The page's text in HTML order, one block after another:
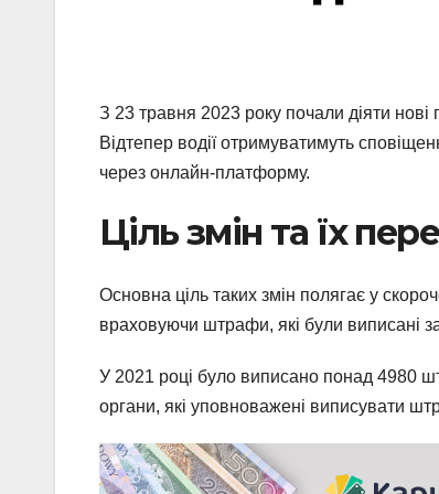
З 23 травня 2023 року почали діяти
Відтепер водії отримуватимуть
через онлайн-платформу.
Ціль змін та їх
Основна ціль таких змін полягає у
враховуючи штрафи, які були виписані
У 2021 році було виписано понад 4980
органи, які уповноважені виписувати